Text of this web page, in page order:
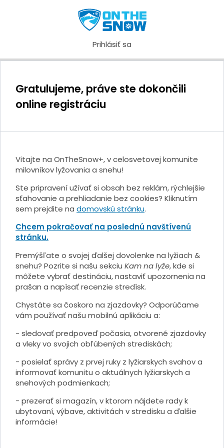
Prihlásiť sa
Gratulujeme, práve ste dokončili
online registráciu
Vitajte na OnTheSnow+, v celosvetovej komunite
milovníkov lyžovania a snehu!
Ste pripravení užívať si obsah bez reklám, rýchlejšie
sťahovanie a prehliadanie bez cookies? Kliknutím
sem prejdite na domovskú stránku.
Chcem pokračovať na poslednú navštívenú
stránku.
Premýšľate o svojej ďalšej dovolenke na lyžiach &
snehu? Pozrite si našu sekciu Kam na lyže, kde si
môžete vybrať destináciu, nastaviť upozornenia na
prašan a napísať recenzie stredísk.
Chystáte sa čoskoro na zjazdovky? Odporúčame
vám používať našu mobilnú aplikáciu a:
- sledovať predpoveď počasia, otvorené zjazdovky
a vleky vo svojich obľúbených strediskách;
- posielať správy z prvej ruky z lyžiarskych svahov a
informovať komunitu o aktuálnych lyžiarskych a
snehových podmienkach;
- prezerať si magazín, v ktorom nájdete rady k
ubytovaní, výbave, aktivitách v stredisku a ďalšie
informácie!